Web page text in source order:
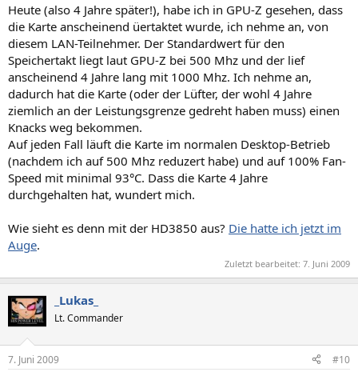
Heute (also 4 Jahre später!), habe ich in GPU-Z gesehen, dass
die Karte anscheinend üertaktet wurde, ich nehme an, von
diesem LAN-Teilnehmer. Der Standardwert für den
Speichertakt liegt laut GPU-Z bei 500 Mhz und der lief
anscheinend 4 Jahre lang mit 1000 Mhz. Ich nehme an,
dadurch hat die Karte (oder der Lüfter, der wohl 4 Jahre
ziemlich an der Leistungsgrenze gedreht haben muss) einen
Knacks weg bekommen.
Auf jeden Fall läuft die Karte im normalen Desktop-Betrieb
(nachdem ich auf 500 Mhz reduzert habe) und auf 100% Fan-
Speed mit minimal 93°C. Dass die Karte 4 Jahre
durchgehalten hat, wundert mich.
Wie sieht es denn mit der HD3850 aus? Die hatte ich jetzt im
Auge.
Zuletzt bearbeitet: 7. Juni 2009
_Lukas_
Lt. Commander
7. Juni 2009 #10